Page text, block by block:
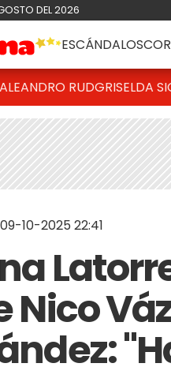
DEL 2026
ESCÁNDALOS
LEANDRO RUDGRISELDA
09-10-2025 22:41
Nico